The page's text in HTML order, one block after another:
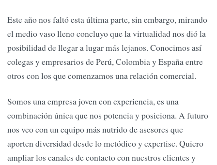
Este año nos faltó esta última parte, sin embargo, mirando
el medio vaso lleno concluyo que la virtualidad nos dió la
posibilidad de llegar a lugar más lejanos. Conocimos así
colegas y empresarios de Perú, Colombia y España entre
otros con los que comenzamos una relación comercial.
Somos una empresa joven con experiencia, es una
combinación única que nos potencia y posiciona. A futuro
nos veo con un equipo más nutrido de asesores que
aporten diversidad desde lo metódico y expertise. Quiero
ampliar los canales de contacto con nuestros clientes y